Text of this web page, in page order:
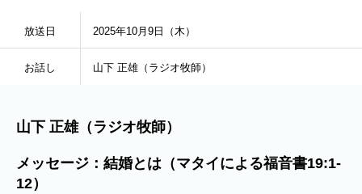
放送日 2025年10月9日（木）
お話し 山下 正雄（ラジオ牧師）
山下 正雄（ラジオ牧師）
メッセージ：結婚とは（マタイによる福音書19:1-
12）